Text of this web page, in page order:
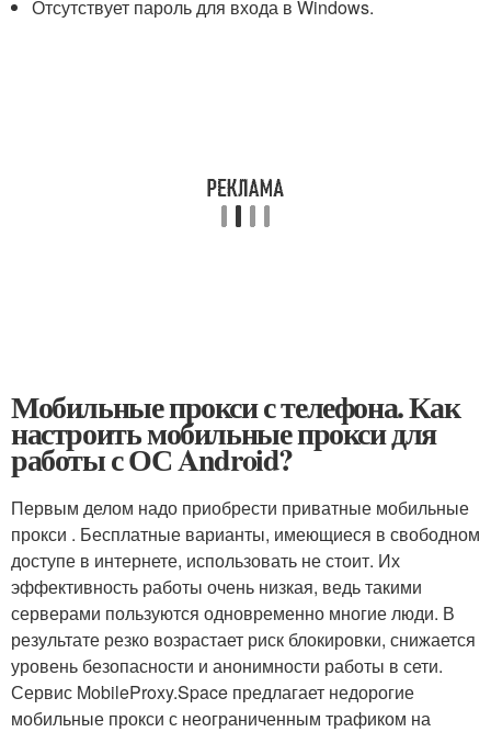
Отсутствует пароль для входа в Windows.
Мобильные прокси с телефона. Как
настроить мобильные прокси для
работы с ОС Android?
Первым делом надо приобрести приватные мобильные
прокси . Бесплатные варианты, имеющиеся в свободном
доступе в интернете, использовать не стоит. Их
эффективность работы очень низкая, ведь такими
серверами пользуются одновременно многие люди. В
результате резко возрастает риск блокировки, снижается
уровень безопасности и анонимности работы в сети.
Сервис MobileProxy.Space предлагает недорогие
мобильные прокси с неограниченным трафиком на